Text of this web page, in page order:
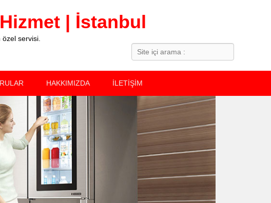
| İstanbul
servisi.
Search
HAKKIMIZDA İLETİŞİM